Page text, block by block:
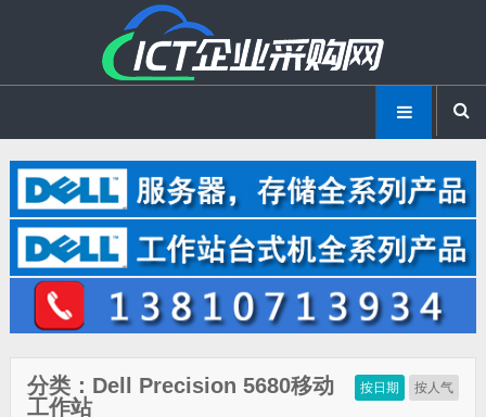
按日期 按人气
分类：Dell Precision 5680移动
工作站